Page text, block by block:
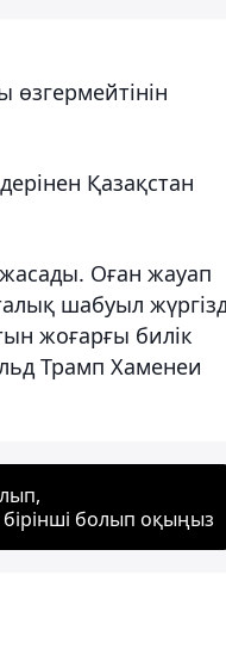
Қазақстан
Оған жауап
шабуыл
жоғарғы билік
Трамп Хаменеи
болып оқыңыз